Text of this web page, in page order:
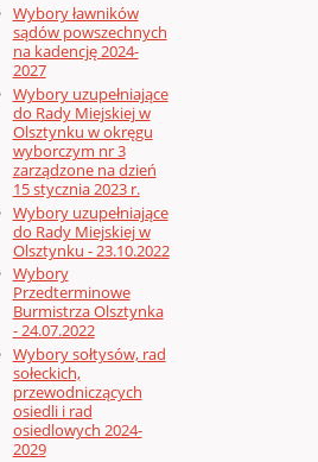
Wybory ławników
sądów powszechnych
na kadencję 2024-
2027
Wybory uzupełniające
do Rady Miejskiej w
Olsztynku w okręgu
wyborczym nr 3
zarządzone na dzień
15 stycznia 2023 r.
Wybory uzupełniające
do Rady Miejskiej w
Olsztynku - 23.10.2022
Wybory
Przedterminowe
Burmistrza Olsztynka
- 24.07.2022
Wybory sołtysów, rad
sołeckich,
przewodniczących
osiedli i rad
osiedlowych 2024-
2029